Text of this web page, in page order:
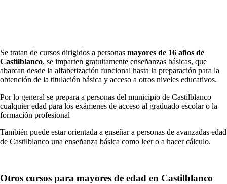
Se tratan de cursos dirigidos a personas mayores de 16 años de
Castilblanco, se imparten gratuitamente enseñanzas básicas, que
abarcan desde la alfabetización funcional hasta la preparación para la
obtención de la titulación básica y acceso a otros niveles educativos.
Por lo general se prepara a personas del municipio de Castilblanco
cualquier edad para los exámenes de acceso al graduado escolar o la
formación profesional
También puede estar orientada a enseñar a personas de avanzadas edad
de Castilblanco una enseñanza básica como leer o a hacer cálculo.
Otros cursos para mayores de edad en Castilblanco